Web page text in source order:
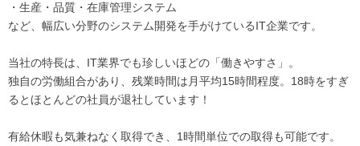
・生産・品質・在庫管理システム
など、幅広い分野のシステム開発を手がけているIT企業です。
当社の特長は、IT業界でも珍しいほどの「働きやすさ」。
独自の労働組合があり、残業時間は月平均15時間程度。18時をすぎ
るとほとんどの社員が退社しています！
有給休暇も気兼ねなく取得でき、1時間単位での取得も可能です。